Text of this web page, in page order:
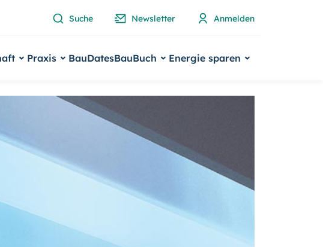
Suche Newsletter Anmelden
Praxis BauDatesBauBuch Energie sparen